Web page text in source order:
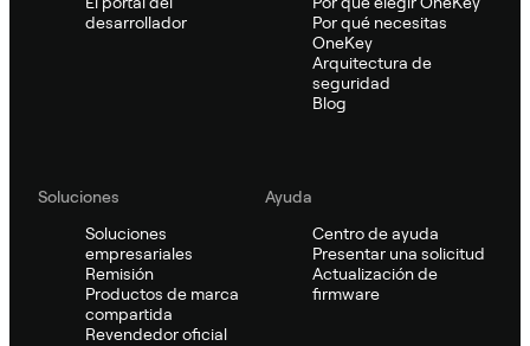
desarrollador
Por qué necesitas
OneKey
Arquitectura de
seguridad
Blog
Soluciones
Soluciones
empresariales
Remisión
Productos de marca
compartida
Revendedor oficial
Ayuda
Centro de ayuda
Presentar una solicitud
Actualización de
firmware